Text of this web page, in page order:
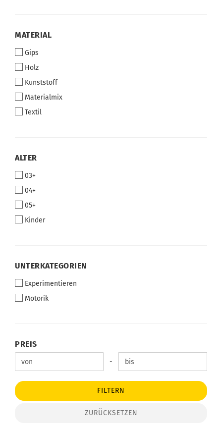
MATERIAL
MATERIAL
Gips
Holz
Kunststoff
Materialmix
Textil
ALTER
ALTER
03+
04+
05+
Kinder
UNTERKATEGORIEN
UNTERKATEGORIEN
Experimentieren
Motorik
PREIS
PREIS
Preis bis -
FILTERN
ZURÜCKSETZEN